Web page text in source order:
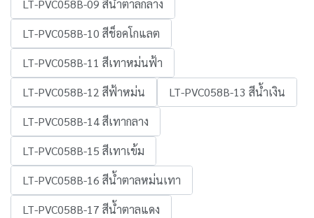
LT-PVC058B-09 สีน้ำตาลกลาง
LT-PVC058B-10 สีช็อคโกแลต
LT-PVC058B-11 สีเทาหม่นฟ้า
LT-PVC058B-12 สีฟ้าหม่น
LT-PVC058B-13 สีน้ำเงิน
LT-PVC058B-14 สีเทากลาง
LT-PVC058B-15 สีเทาเข้ม
LT-PVC058B-16 สีน้ำตาลหม่นเทา
LT-PVC058B-17 สีน้ำตาลแดง